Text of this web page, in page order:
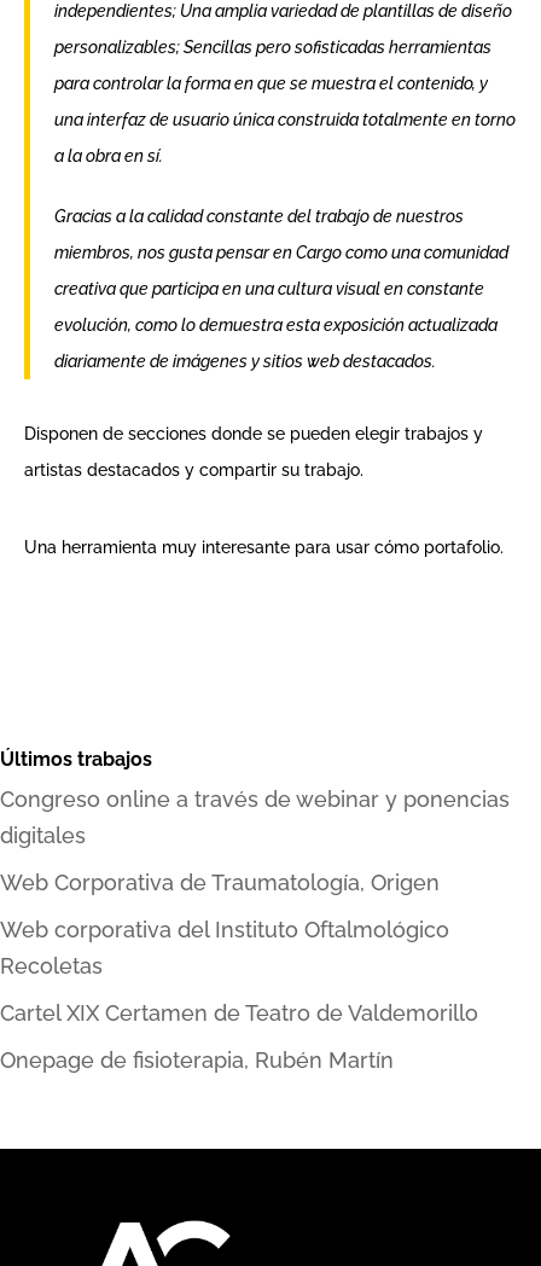
independientes; Una amplia variedad de plantillas de diseño
personalizables; Sencillas pero sofisticadas herramientas
para controlar la forma en que se muestra el contenido, y
una interfaz de usuario única construida totalmente en torno
a la obra en sí.
Gracias a la calidad constante del trabajo de nuestros
miembros, nos gusta pensar en Cargo como una comunidad
creativa que participa en una cultura visual en constante
evolución, como lo demuestra esta exposición actualizada
diariamente de imágenes y sitios web destacados.
Disponen de secciones donde se pueden elegir trabajos y
artistas destacados y compartir su trabajo.
Una herramienta muy interesante para usar cómo portafolio.
Últimos trabajos
Congreso online a través de webinar y ponencias
digitales
Web Corporativa de Traumatología, Origen
Web corporativa del Instituto Oftalmológico
Recoletas
Cartel XIX Certamen de Teatro de Valdemorillo
Onepage de fisioterapia, Rubén Martín